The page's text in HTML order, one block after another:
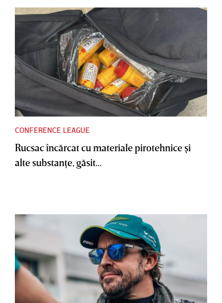
CONFERENCE LEAGUE
Rucsac încărcat cu materiale pirotehnice şi
alte substanţe, găsit...